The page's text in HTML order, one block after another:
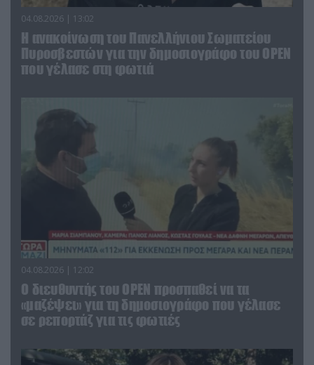
04.08.2026 | 13:02
Η ανακοίνωση του Πανελλήνιου Σωματείου
Πυροσβεστών για την δημοσιογράφο του OPEN
που γέλασε στη φωτιά
04.08.2026 | 12:02
O διευθυντής του OPEN προσπαθεί να τα
«μαζέψει» για τη δημοσιογράφο που γέλασε
σε ρεπορτάζ για τις φωτιές